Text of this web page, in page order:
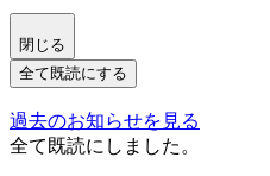
閉じる
全て既読にする
過去のお知らせを見る
全て既読にしました。